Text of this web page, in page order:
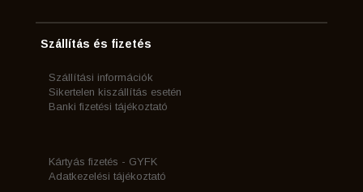
Szállítás és fizetés
Szállítási információk
Sikertelen kiszállítás esetén
Banki fizetési tájékoztató
Kártyás fizetés - GYFK
Adatkezelési tájékoztató